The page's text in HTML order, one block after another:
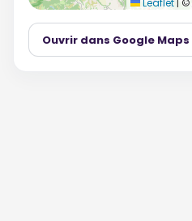
Leaflet | ©
Ouvrir dans Google Maps